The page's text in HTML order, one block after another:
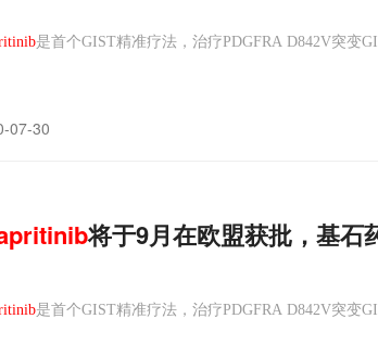
是首个GIST精准疗法，治疗PDGFRA D842V突变
07-30
将于9月在欧盟获批，基石
是首个GIST精准疗法，治疗PDGFRA D842V突变